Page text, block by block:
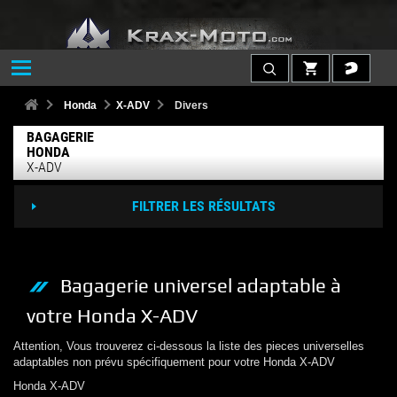
Honda X-ADV Divers
BAGAGERIE
HONDA
X-ADV
FILTRER LES RÉSULTATS
Bagagerie universel adaptable à
votre Honda X-ADV
Attention, Vous trouverez ci-dessous la liste des pieces universelles
adaptables non prévu spécifiquement pour votre Honda X-ADV
Honda X-ADV